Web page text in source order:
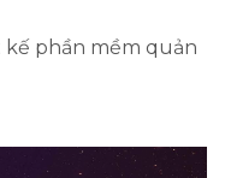
phần mềm quản